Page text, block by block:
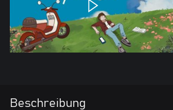
Beschreibung